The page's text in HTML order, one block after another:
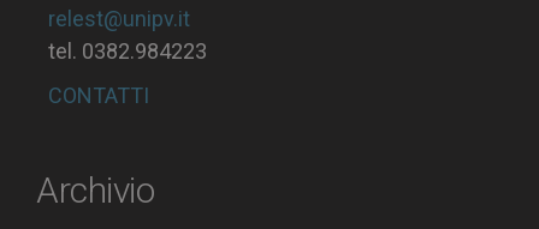
relest@unipv.it
tel. 0382.984223
CONTATTI
Archivio